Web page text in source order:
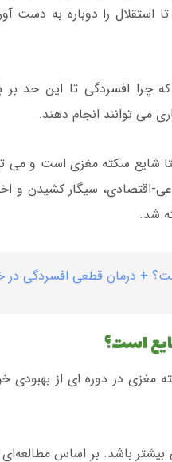
تا استقلال را دوباره به
چرا افسردگی تا این حد بر
می توانند انجام دهند.
سکته مغزی است و می
سیگار کشیدن و
شد.
+ درمان قطعی افسردگی در
است؟
مغزی در دوره ای از بهبودی
باشد. بر اساس مطالعه‌ای